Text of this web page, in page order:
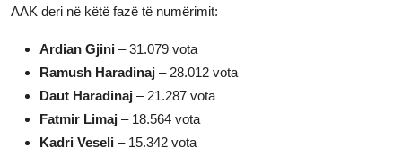
AAK deri në këtë fazë të numërimit:
Ardian Gjini – 31.079 vota
Ramush Haradinaj – 28.012 vota
Daut Haradinaj – 21.287 vota
Fatmir Limaj – 18.564 vota
Kadri Veseli – 15.342 vota